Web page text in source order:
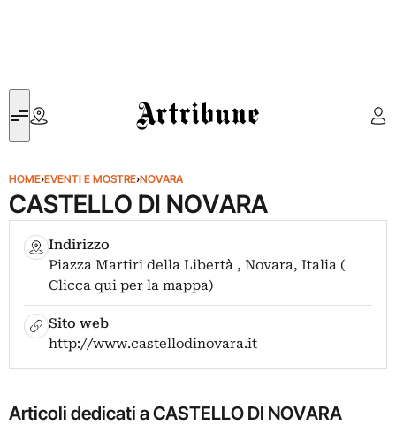
Artribune
HOME›EVENTI E MOSTRE›NOVARA
CASTELLO DI NOVARA
Indirizzo
Piazza Martiri della Libertà , Novara, Italia (
Clicca qui per la mappa)
Sito web
http://www.castellodinovara.it
Articoli dedicati a CASTELLO DI NOVARA